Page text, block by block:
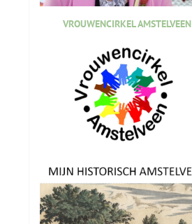
VROUWENCIRKEL AMSTELVEEN